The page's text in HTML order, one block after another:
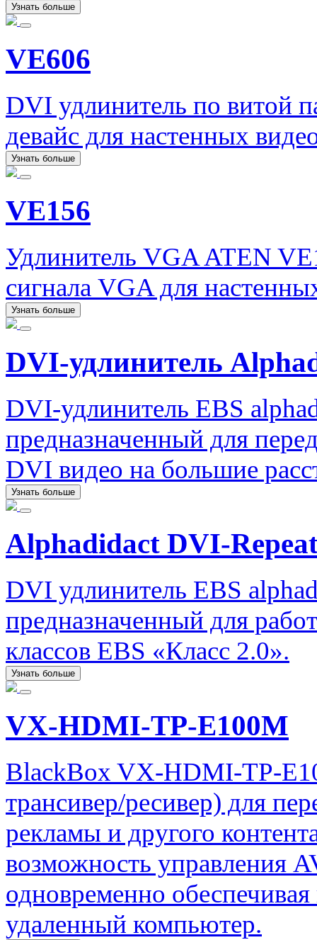
Узнать больше
VE606
DVI удлинитель по витой
девайс для настенных
Узнать больше
VE156
Удлинитель VGA ATEN
сигнала VGA для
Узнать больше
DVI-удлинитель
DVI-удлинитель EBS
предназначенный для
DVI видео на большие
Узнать больше
Alphadidact DVI-
DVI удлинитель EBS
предназначенный для
классов EBS «Класс 2.0».
Узнать больше
VX-HDMI-TP-E100M
BlackBox VX-HDMI-TP-
трансивер/ресивер) для
рекламы и другого
возможность управления
одновременно
удаленный компьютер.